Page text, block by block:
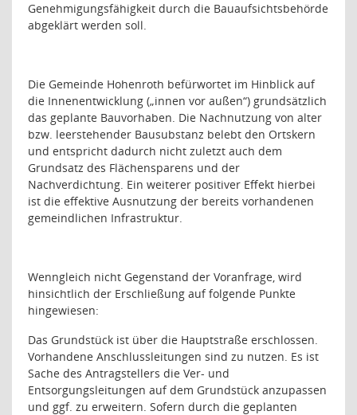
Genehmigungsfähigkeit durch die Bauaufsichtsbehörde
abgeklärt werden soll.
Die Gemeinde Hohenroth befürwortet im Hinblick auf
die Innenentwicklung („innen vor außen“) grundsätzlich
das geplante Bauvorhaben. Die Nachnutzung von alter
bzw. leerstehender Bausubstanz belebt den Ortskern
und entspricht dadurch nicht zuletzt auch dem
Grundsatz des Flächensparens und der
Nachverdichtung. Ein weiterer positiver Effekt hierbei
ist die effektive Ausnutzung der bereits vorhandenen
gemeindlichen Infrastruktur.
Wenngleich nicht Gegenstand der Voranfrage, wird
hinsichtlich der Erschließung auf folgende Punkte
hingewiesen:
Das Grundstück ist über die Hauptstraße erschlossen.
Vorhandene Anschlussleitungen sind zu nutzen. Es ist
Sache des Antragstellers die Ver- und
Entsorgungsleitungen auf dem Grundstück anzupassen
und ggf. zu erweitern. Sofern durch die geplanten